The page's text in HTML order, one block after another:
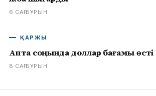
6 САҒ БҰРЫН
ҚАРЖЫ
Апта соңында доллар бағамы өсті
8 САҒ БҰРЫН